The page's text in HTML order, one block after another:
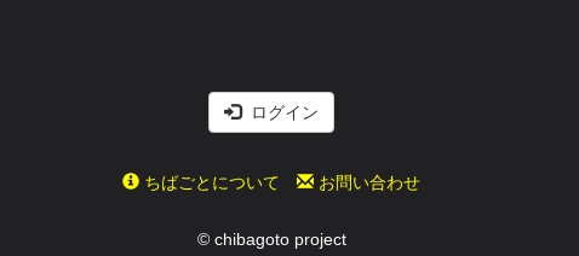
ログイン
ちばごとについて お問い合わせ
© chibagoto project